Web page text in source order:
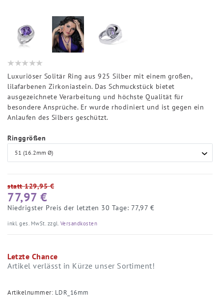
Luxuriöser Solitär Ring aus 925 Silber mit einem großen,
lilafarbenen Zirkoniastein. Das Schmuckstück bietet
ausgezeichnete Verarbeitung und höchste Qualität für
besondere Ansprüche. Er wurde rhodiniert und ist gegen ein
Anlaufen des Silbers geschützt.
Ringgrößen
statt 129,95 €
77,97 €
Niedrigster Preis der letzten 30 Tage: 77,97 €
inkl. ges. MwSt. zzgl.Versandkosten
Letzte Chance
Artikel verlässt in Kürze unser Sortiment!
Artikelnummer: LDR_16mm